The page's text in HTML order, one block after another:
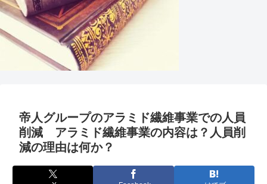
帝人グループのアラミド繊維事業での人員
削減 アラミド繊維事業の内容は？人員削
減の理由は何か？